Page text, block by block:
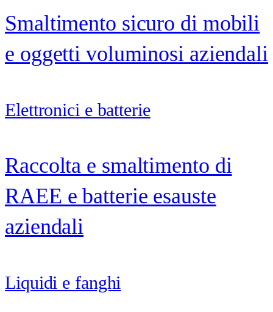
Smaltimento sicuro di mobili
e oggetti voluminosi aziendali
Elettronici e batterie
Raccolta e smaltimento di
RAEE e batterie esauste
aziendali
Liquidi e fanghi